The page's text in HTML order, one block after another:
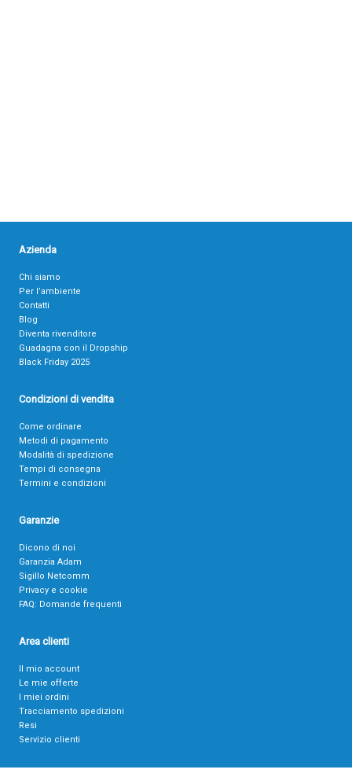
Azienda
Chi siamo
Per l’ambiente
Contatti
Blog
Diventa rivenditore
Guadagna con il Dropship
Black Friday 2025
Condizioni di vendita
Come ordinare
Metodi di pagamento
Modalità di spedizione
Tempi di consegna
Termini e condizioni
Garanzie
Dicono di noi
Garanzia Adam
Sigillo Netcomm
Privacy e cookie
FAQ: Domande frequenti
Area clienti
Il mio account
Le mie offerte
I miei ordini
Tracciamento spedizioni
Resi
Servizio clienti